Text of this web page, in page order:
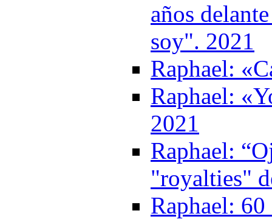
años
soy". 2021
Raphael:
Raphael:
2021
Raphael:
"royalties"
Raphael: